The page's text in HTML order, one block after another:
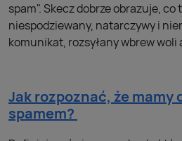
spam". Skecz dobrze obrazuje, co
niespodziewany, natarczywy i
komunikat, rozsyłany wbrew woli
Jak rozpoznać, że mamy
spamem?